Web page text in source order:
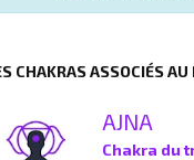
CHAKRAS ASSOCIÉS
AJNA
Chakra du